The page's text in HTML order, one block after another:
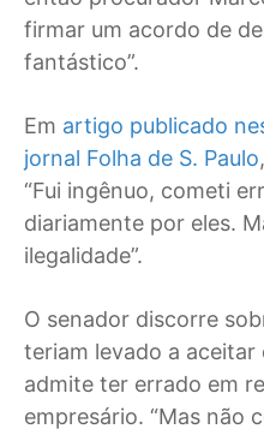
firmar um acordo de
fantástico”.
Em artigo publicado
jornal Folha de S. Paulo
“Fui ingênuo, cometi
diariamente por eles.
ilegalidade”.
O senador discorre
teriam levado a aceitar
admite ter errado em
empresário. “Mas não